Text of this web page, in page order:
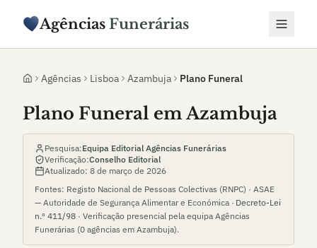
Agências Funerárias
Agências Lisboa Azambuja Plano Funeral
Plano Funeral em Azambuja
Pesquisa:Equipa Editorial Agências Funerárias
Verificação:Conselho Editorial
Atualizado: 8 de março de 2026
Fontes: Registo Nacional de Pessoas Colectivas (RNPC) · ASAE
— Autoridade de Segurança Alimentar e Económica · Decreto-Lei
n.º 411/98 · Verificação presencial pela equipa Agências
Funerárias (0 agências em Azambuja).